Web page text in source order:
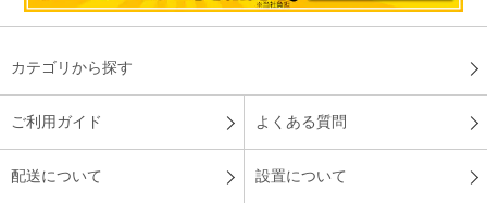
ごしていたのかがわかります。また、お部屋の匂いもあっとい
（長崎県
デザインが良く、操作も簡単！
カテゴリから探す
ご利用ガイド よくある質問
配送について 設置について